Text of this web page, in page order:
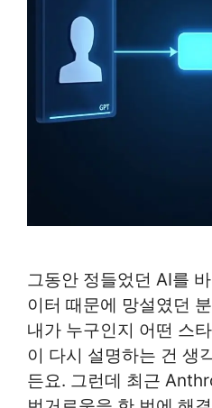
그동안 정들었던 AI를
이터 때문에 망설였던
내가 누구인지 어떤 스
이 다시 설명하는 건 생
든요. 그런데 최근